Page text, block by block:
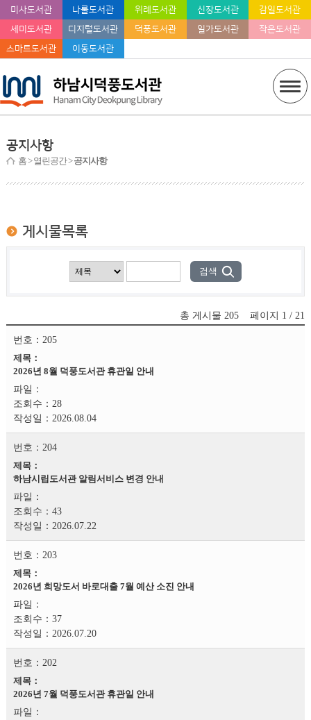
미사도서관 나룰도서관 위례도서관 신장도서관
감일도서관
세미도서관
디지털도서관 덕풍도서관 일가도서관
작은도서관
스마트도서관
이동도서관
공지사항
홈> 열린공간 >공지사항
게시물목록
총 게시물 205 페이지 1 / 21
205
2026년 8월 덕풍도서관 휴관일 안내
28
2026.08.04
204
하남시립도서관 알림서비스 변경 안내
43
2026.07.22
203
2026년 희망도서 바로대출 7월 예산 소진 안내
37
2026.07.20
202
2026년 7월 덕풍도서관 휴관일 안내